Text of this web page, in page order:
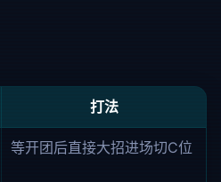
打法
等开团后直接大招进场切C位